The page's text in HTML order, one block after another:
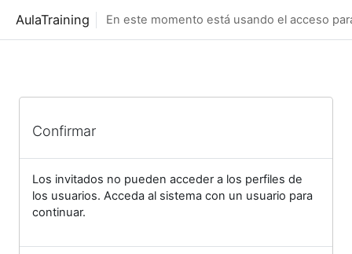
AulaTraining En este momento está usando el acceso
Confirmar
Los invitados no pueden acceder a los perfiles de
los usuarios. Acceda al sistema con un usuario para
continuar.